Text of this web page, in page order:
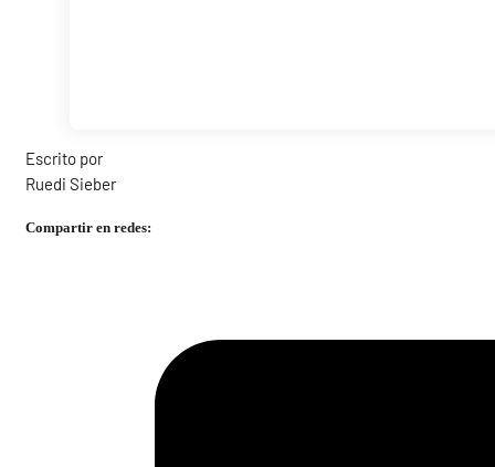
Escrito por
Ruedi Sieber
Compartir en redes: